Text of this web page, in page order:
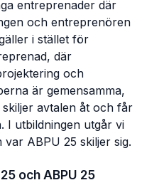
entreprenader där
och entreprenören
i stället för
där
och
är gemensamma,
avtalen åt och får
I utbildningen utgår vi
ABPU 25 skiljer sig.
och ABPU 25